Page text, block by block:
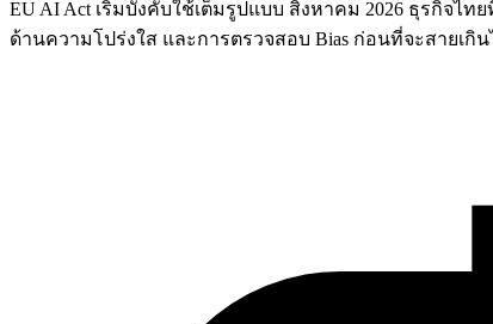
EU AI Act เริ่มบังคับใช้เต็มรูปแบบ สิงหาคม 2026 ธุรกิจไ
ด้านความโปร่งใส และการตรวจสอบ Bias ก่อนที่จะสายเกิน